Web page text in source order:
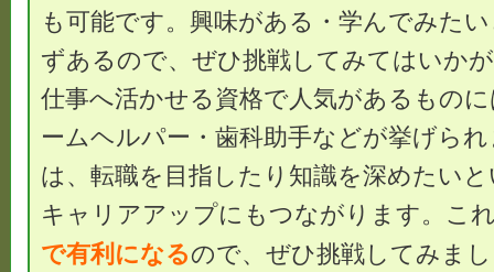
も可能です。興味がある・学んでみた
ずあるので、ぜひ挑戦してみてはいか
仕事へ活かせる資格で人気があるもの
ームヘルパー・歯科助手などが挙げら
は、転職を目指したり知識を深めたい
キャリアアップにもつながります。こ
で有利になるので、ぜひ挑戦してみま